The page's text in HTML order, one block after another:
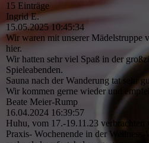
15 Einträge
Ingrid E.
15.05.2025 10:45:34
Wir waren mit unserer Mädelstruppe
hier.
Wir hatten sehr viel Spaß in der
Spieleabenden.
Sauna nach der Wanderung tat sehr
Wir kommen gerne wieder und
Beate Meier-Rump
16.04.2024 16:39:57
Huhu, vom 17.-19.11.23 verbrachten
Praxis- Wochenende in der